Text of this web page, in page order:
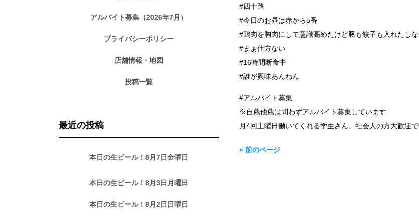
#四十路
#今日のお昼は赤から5番
#鶏肉を胸肉にして意識高めたけど豚も餃子も入れたし
#まぁ仕方ない
#16時間断食中
#誰が興味あんねん
#アルバイト募集
※自薦他薦は問わずアルバイト募集しています
月4回土曜日働いてくれる学生さん、社会人の方大歓迎
« 前のページ
アルバイト募集（2026年7月）
プライバシーポリシー
店舗情報・地図
投稿一覧
最近の投稿
本日の生ビール！8月7日金曜日
本日の生ビール！8月3日月曜日
本日の生ビール！8月2日日曜日